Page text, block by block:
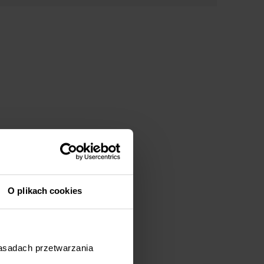
O plikach cookies
przetwarzania